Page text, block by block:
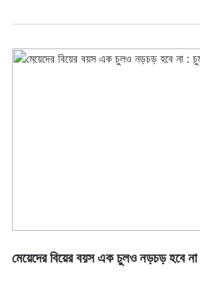
মেয়েদের বিয়ের বয়স এক চুলও নড়চড় হবে